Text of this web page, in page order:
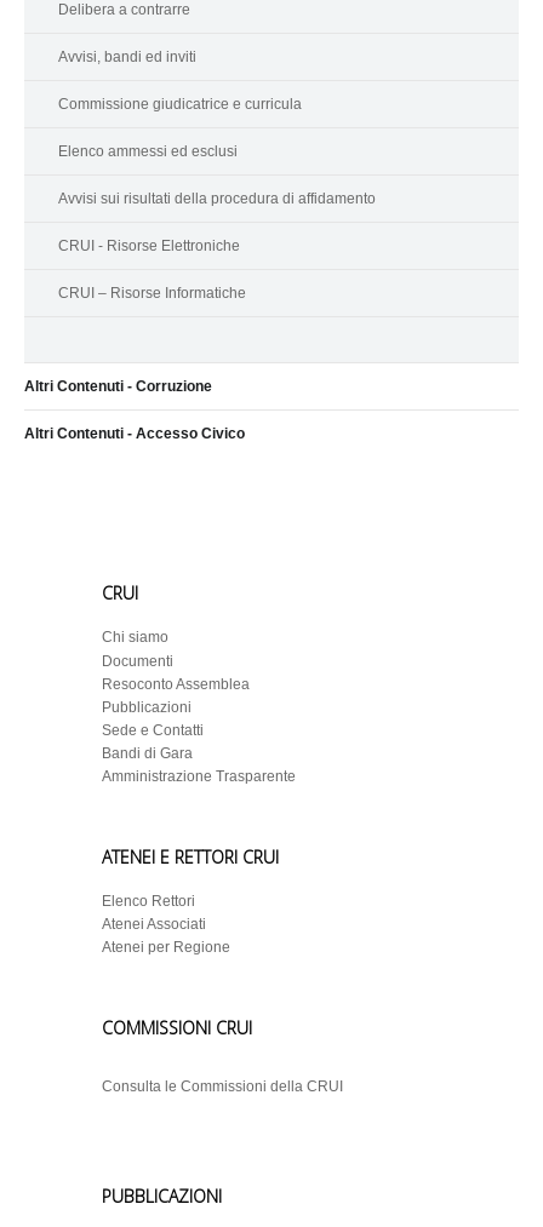
Delibera a contrarre
Avvisi, bandi ed inviti
Commissione giudicatrice e curricula
Elenco ammessi ed esclusi
Avvisi sui risultati della procedura di affidamento
CRUI - Risorse Elettroniche
CRUI – Risorse Informatiche
Altri Contenuti - Corruzione
Altri Contenuti - Accesso Civico
CRUI
Chi siamo
Documenti
Resoconto Assemblea
Pubblicazioni
Sede e Contatti
Bandi di Gara
Amministrazione Trasparente
ATENEI E RETTORI CRUI
Elenco Rettori
Atenei Associati
Atenei per Regione
COMMISSIONI CRUI
Consulta le Commissioni della CRUI
PUBBLICAZIONI